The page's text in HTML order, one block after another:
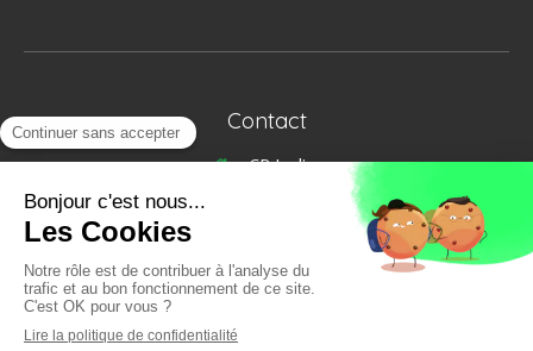
Contact
GB Jardins
Houplin-Ancoisne